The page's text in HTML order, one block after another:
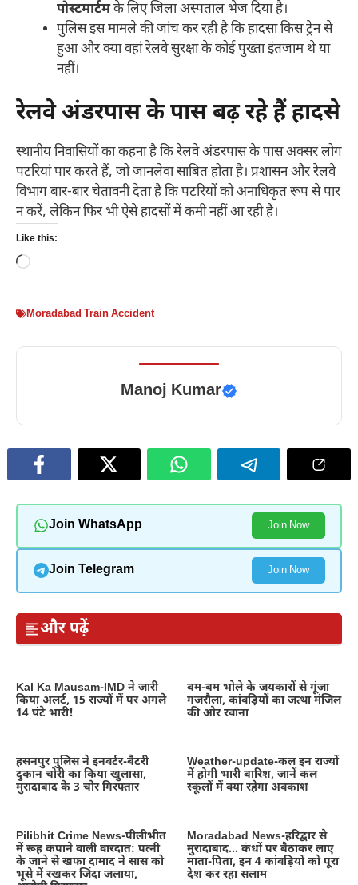
पोस्टमार्टमके लिए जिला अस्पताल भेज दिया है।
पुलिस इस मामले की जांच कर रही है कि हादसा किस ट्रेन से
हुआ और क्या वहां रेलवे सुरक्षा के कोई पुख्ता इंतजाम थे या
नहीं।
रेलवे अंडरपास के पास बढ़ रहे हैं हादसे
स्थानीय निवासियों का कहना है कि रेलवे अंडरपास के पास अक्सर लोग
पटरियां पार करते हैं, जो जानलेवा साबित होता है। प्रशासन और रेलवे
विभाग बार-बार चेतावनी देता है कि पटरियों को अनाधिकृत रूप से पार
न करें, लेकिन फिर भी ऐसे हादसों में कमी नहीं आ रही है।
Like this:
Loading…
Moradabad Train Accident
Manoj Kumar
Join WhatsApp Join Now
Join Telegram Join Now
और पढ़ें
Kal Ka Mausam-IMD ने जारी
किया अलर्ट, 15 राज्यों में पर अगले
14 घंटे भारी!
बम-बम भोले के जयकारों से गूंजा
गजरौला, कांवड़ियों का जत्था मंजिल
की ओर रवाना
हसनपुर पुलिस ने इनवर्टर-बैटरी
दुकान चोरी का किया खुलासा,
मुरादाबाद के 3 चोर गिरफ्तार
Weather-update-कल इन राज्यों
में होगी भारी बारिश, जानें कल
स्कूलों में क्या रहेगा अवकाश
Pilibhit Crime News-पीलीभीत
में रूह कंपाने वाली वारदात: पत्नी
के जाने से खफा दामाद ने सास को
भूसे में रखकर जिंदा जलाया,
Moradabad News-हरिद्वार से
मुरादाबाद… कंधों पर बैठाकर लाए
माता-पिता, इन 4 कांवड़ियों को पूरा
देश कर रहा सलाम